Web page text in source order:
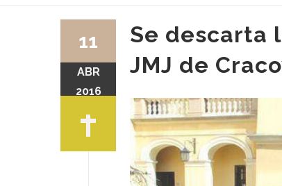
Se descarta
JMJ de
11
ABR
2016